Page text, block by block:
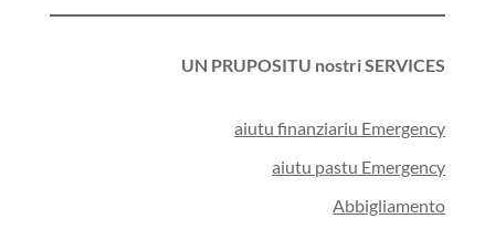
UN PRUPOSITU nostri SERVICES
aiutu finanziariu Emergency
aiutu pastu Emergency
Abbigliamento